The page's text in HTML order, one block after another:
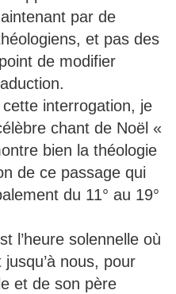
par de
et pas des
de modifier
interrogation, je
chant de Noël «
bien la théologie
de ce passage qui
du 11° au 19°
l’heure solennelle où
jusqu’à nous, pour
et de son père